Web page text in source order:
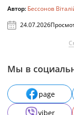
Автор: Бессонов
24.07.2026
Мы в
page
viber